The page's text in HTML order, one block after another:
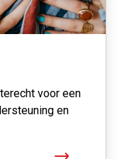
voor een
en